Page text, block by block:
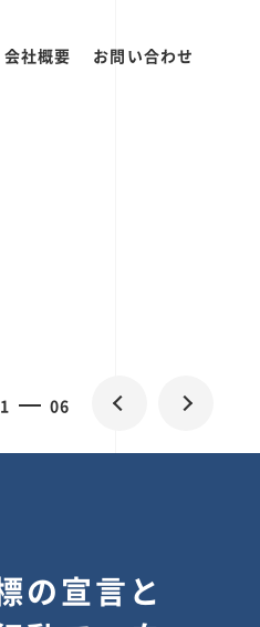
会社概要 お問い合わせ
1 06